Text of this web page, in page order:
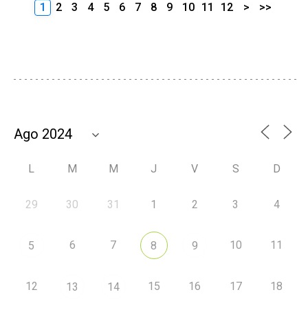
1 2 3 4 5 6 7 8 9 10 11 12 > >>
L M M J V S D
29 30 31 1 2 3 4
5 6 7 8 9 10 11
12 13 14 15 16 17 18